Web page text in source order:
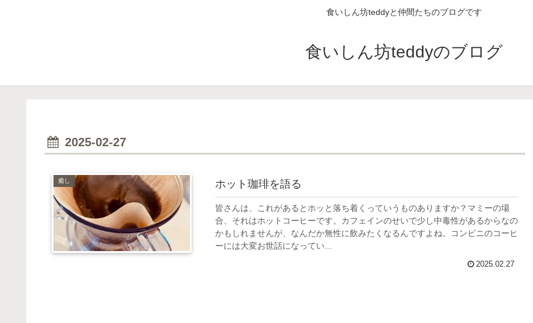
食いしん坊teddyと仲間たちのブログです
食いしん坊teddyのブログ
2025-02-27
癒し ホット珈琲を語る
皆さんは、これがあるとホッと落ち着くっていうものありますか？マミーの場
合、それはホットコーヒーです。カフェインのせいで少し中毒性があるからなの
かもしれませんが、なんだか無性に飲みたくなるんですよね。コンビニのコーヒ
ーには大変お世話になってい...
2025.02.27